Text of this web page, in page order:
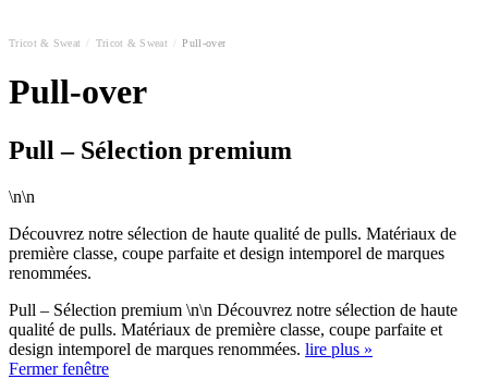
Tricot & Sweat Tricot & Sweat Pull-over
Pull-over
Pull – Sélection premium
\n\n
Découvrez notre sélection de haute qualité de pulls. Matériaux de
première classe, coupe parfaite et design intemporel de marques
renommées.
Pull – Sélection premium \n\n Découvrez notre sélection de haute
qualité de pulls. Matériaux de première classe, coupe parfaite et
design intemporel de marques renommées. lire plus »
Fermer fenêtre